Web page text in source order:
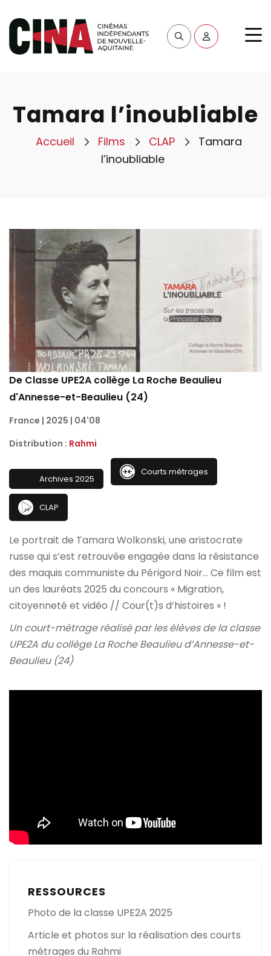
Tamara l’inoubliable
Accueil Films CLAP
Tamara
l’inoubliable
De Classe UPE2A collège La Roche Beaulieu
d'Annesse-et-Beaulieu (24)
France | 2025 | 04'08
Distribution : Rahmi
Archives 2025
Courts métrages
CLAP
Le portrait de Tamara Wolkonski, une aristocrate
russe qui s’est retrouvée engagée dans la résistance
des maquis communiste du Périgord Noir… Ce film est
un des lauréats 2025 du concours « Migration,
citoyenneté et vidéo // Cour(t)s d’histoires » !
Un court-métrage réalisé par les élèves de la classe
UPE2A du collège La Roche Beaulieu d’Annesse-et-
Beaulieu (24)
RESSOURCES
Photo de la classe UPE2A 2025
Article et photos sur la réalisation des courts
métrages du Rahmi